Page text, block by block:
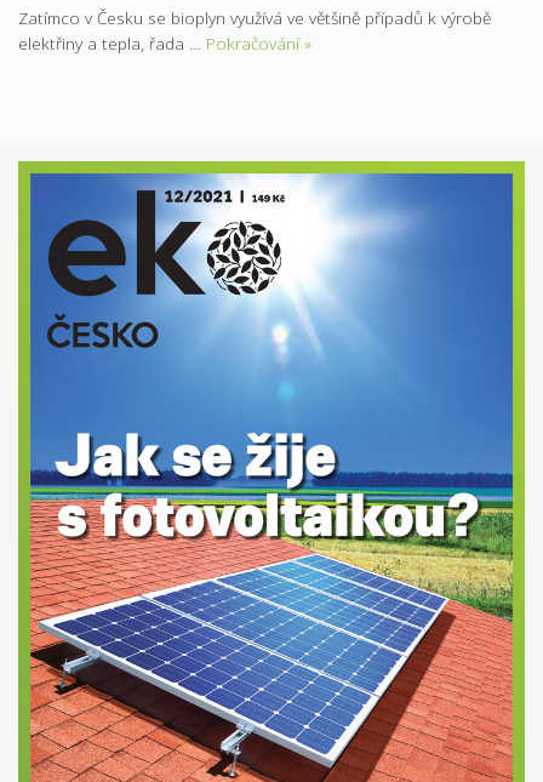
Zatímco v Česku se bioplyn využívá ve většině případů k výrobě
elektřiny a tepla, řada … Pokračování »